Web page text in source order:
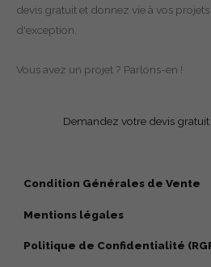
devis gratuit et donnez vie à vos
d'exception.
Vous avez un projet ? Parlons-en !
Demandez votre devis
Condition Générales de Vente
Mentions légales
Politique de Confidentialité